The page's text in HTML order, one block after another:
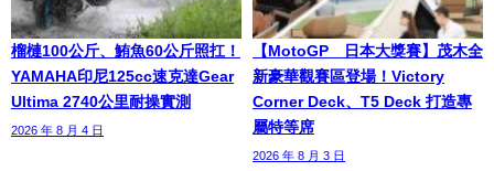
榴槤100公斤、鮪魚60公斤照扛！
YAMAHA印尼125cc速克達Gear
Ultima 2740公里耐操實測
2026 年 8 月 4 日
【MotoGP™日本大獎賽】茂木全
新豪華觀賽區登場！Victory
Corner Deck、T5 Deck 打造專
屬特等席
2026 年 8 月 3 日